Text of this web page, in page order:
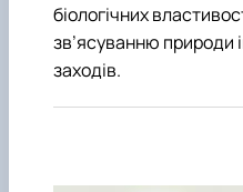
біологічних
зв’ясуванню природи
заходів.